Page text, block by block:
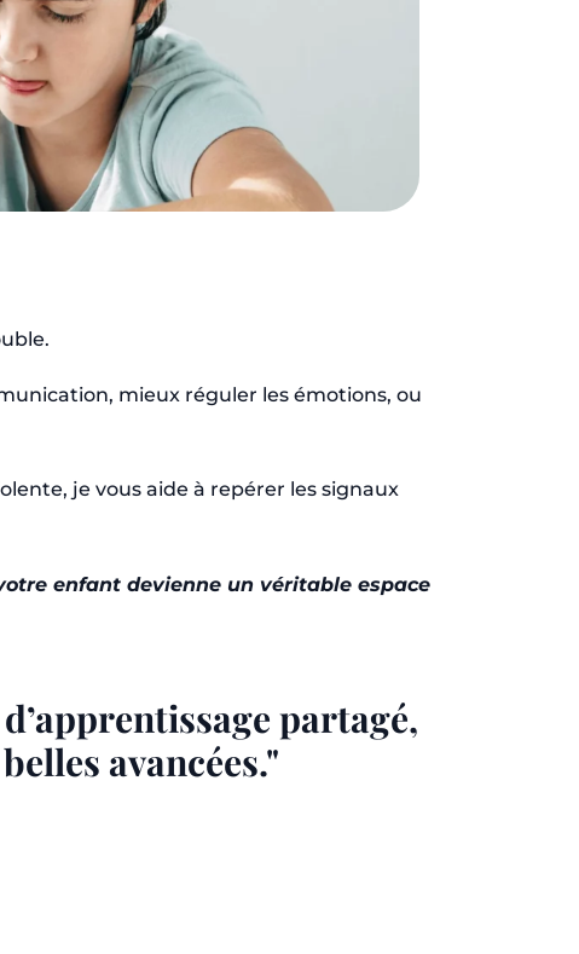
mieux réguler les émotions, ou
je vous aide à repérer les signaux
enfant devienne un véritable espace
partagé,
avancées."